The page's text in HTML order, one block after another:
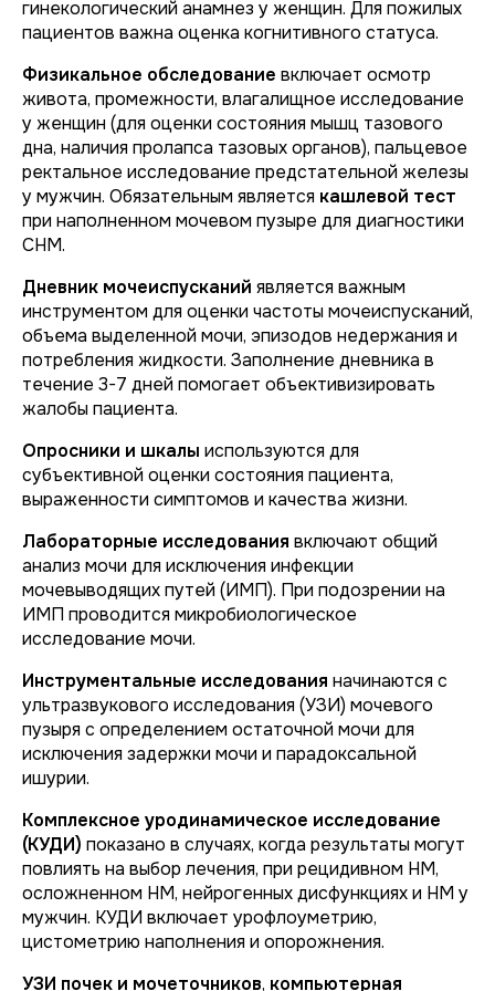
гинекологический анамнез у женщин. Для пожилых
пациентов важна оценка когнитивного статуса.
Физикальное обследование включает осмотр
живота, промежности, влагалищное исследование
у женщин (для оценки состояния мышц тазового
дна, наличия пролапса тазовых органов), пальцевое
ректальное исследование предстательной железы
у мужчин. Обязательным является кашлевой тест
при наполненном мочевом пузыре для диагностики
СНМ.
Дневник мочеиспусканий является важным
инструментом для оценки частоты мочеиспусканий,
объема выделенной мочи, эпизодов недержания и
потребления жидкости. Заполнение дневника в
течение 3-7 дней помогает объективизировать
жалобы пациента.
Опросники и шкалы используются для
субъективной оценки состояния пациента,
выраженности симптомов и качества жизни.
Лабораторные исследования включают общий
анализ мочи для исключения инфекции
мочевыводящих путей (ИМП). При подозрении на
ИМП проводится микробиологическое
исследование мочи.
Инструментальные исследования начинаются с
ультразвукового исследования (УЗИ) мочевого
пузыря с определением остаточной мочи для
исключения задержки мочи и парадоксальной
ишурии.
Комплексное уродинамическое исследование
(КУДИ) показано в случаях, когда результаты могут
повлиять на выбор лечения, при рецидивном НМ,
осложненном НМ, нейрогенных дисфункциях и НМ у
мужчин. КУДИ включает урофлоуметрию,
цистометрию наполнения и опорожнения.
УЗИ почек и мочеточников, компьютерная